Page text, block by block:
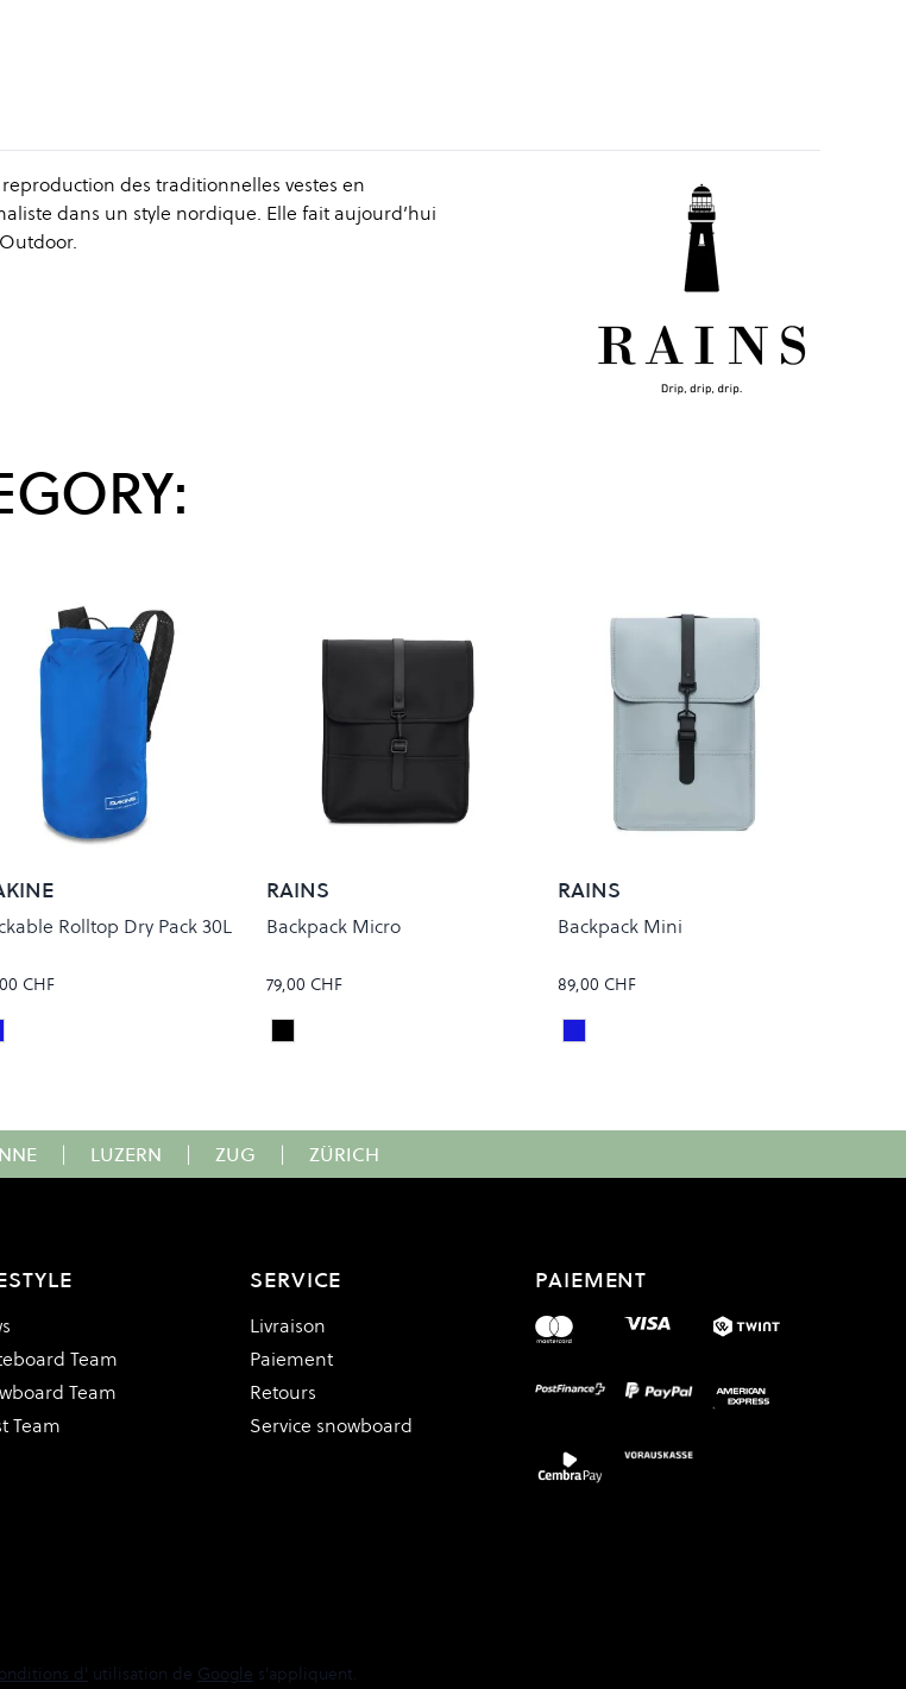
reproduction des traditionnelles vestes en
dans un style nordique. Elle fait aujourd’hui
Rolltop Dry Pack 30L
CHF
Blue
RAINS
Backpack Micro
79,00 CHF
Colour
Black
RAINS
Backpack Mini
89,00 CHF
Colour
Pool
| LUZERN | ZUG | ZÜRICH
Team
Team
Team
SERVICE
Livraison
Paiement
Retours
Service snowboard
PAIEMENT
d' utilisation de Google s'appliquent.